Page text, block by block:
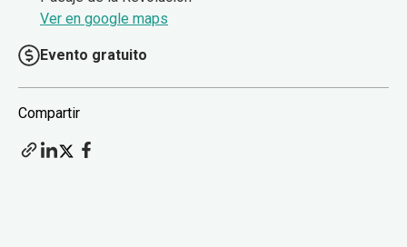
Ver en google maps
Evento gratuito
Compartir